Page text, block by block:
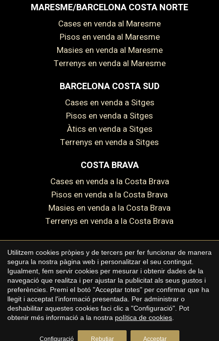
MARESME/BARCELONA COSTA NORTE
Cases en venda al Maresme
Pisos en venda al Maresme
Masies en venda al Maresme
Terrenys en venda al Maresme
BARCELONA COSTA SUD
Cases en venda a Sitges
Pisos en venda a Sitges
Àtics en venda a Sitges
Terrenys en venda a Sitges
COSTA BRAVA
Cases en venda a la Costa Brava
Pisos en venda a la Costa Brava
Masies en venda a la Costa Brava
Terrenys en venda a la Costa Brava
Copyright © 2026 Premium Houses
Avís legal
Política de privacitat
Polí­tica de cookies
byiEstrategic
Utilitzem cookies pròpies y de tercers per fer funcionar de manera
segura la nostra pàgina web i personalitzar el seu contingut.
Igualment, fem servir cookies per mesurar i obtenir dades de la
navegació que realitza i per ajustar la publicitat als seus gustos i
preferències. Premi el botó "Acceptar totes" per confirmar que ha
llegit i acceptat l'informació presentada. Per administrar o
deshabilitar aquestes cookies faci clic a "Configuració". Pot
obtenir més informació a la nostra política de cookies
Configuració Rebutjar Acceptar
Guardar configuració Acceptar totes